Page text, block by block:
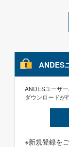
ANDES
ANDESユーザ
ダウンロードが
※新規登録を